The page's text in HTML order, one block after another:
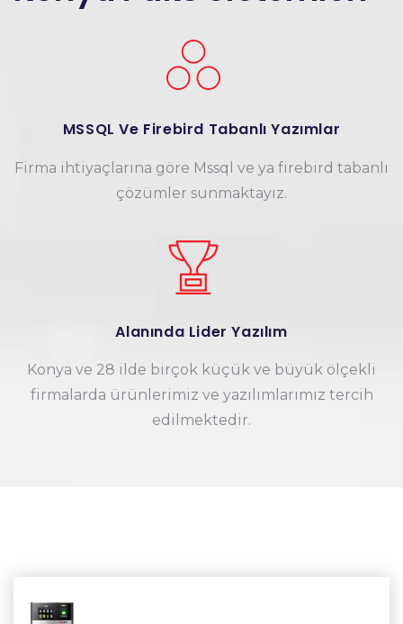
MSSQL Ve Firebird Tabanlı Yazımlar
Firma ihtiyaçlarına göre Mssql ve ya firebird tabanlı
çözümler sunmaktayız.
Alanında Lider Yazılım
Konya ve 28 ilde birçok küçük ve büyük ölçekli
firmalarda ürünlerimiz ve yazılımlarımız tercih
edilmektedir.